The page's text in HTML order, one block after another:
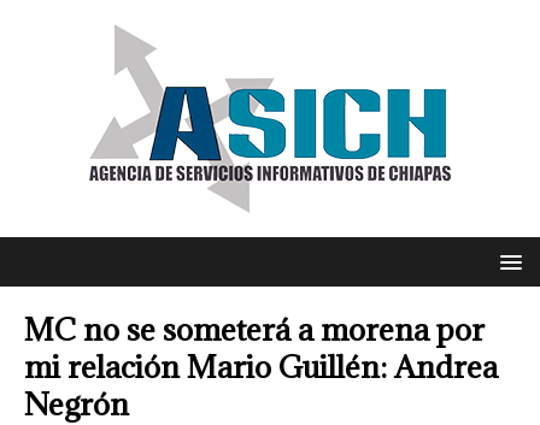
MC no se someterá a morena por
mi relación Mario Guillén: Andrea
Negrón